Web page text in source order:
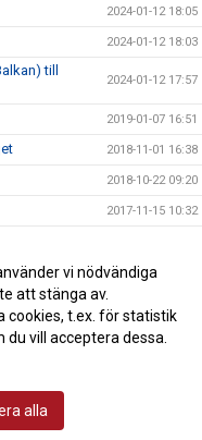
2024-01-12 18:05
2024-01-12 18:03
till
2024-01-12 17:57
2019-01-07 16:51
2018-11-01 16:38
2018-10-22 09:20
2017-11-15 10:32
2016-10-26 16:56
2016-06-16 15:07
vi nödvändiga
att stänga av.
cookies, t.ex. för statistik
vill acceptera dessa.
alla